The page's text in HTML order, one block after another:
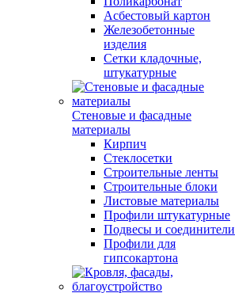
Асбестовый картон
Железобетонные
изделия
Сетки кладочные,
штукатурные
Стеновые и фасадные
материалы
Кирпич
Стеклосетки
Строительные ленты
Строительные блоки
Листовые материалы
Профили штукатурные
Подвесы и соединители
Профили для
гипсокартона